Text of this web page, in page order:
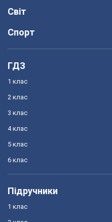
Світ
Спорт
ГДЗ
1 клас
2 клас
3 клас
4 клас
5 клас
6 клас
Підручники
1 клас